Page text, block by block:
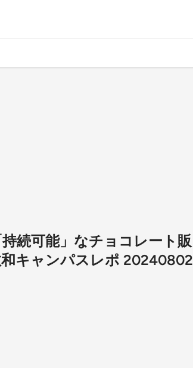
続可能」なチョコレート販
キャンパスレポ 20240802